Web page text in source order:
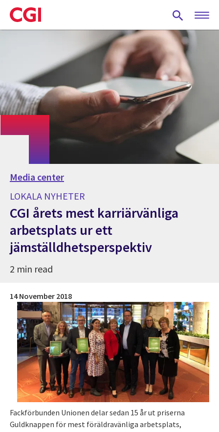
Skip
to
main
Media center
LOKALA NYHETER
CGI årets mest karriärvänliga
arbetsplats ur ett
jämställdhetsperspektiv
2 min read
14 November 2018
Fackförbunden Unionen delar sedan 15 år ut priserna
Guldknappen för mest föräldravänliga arbetsplats,